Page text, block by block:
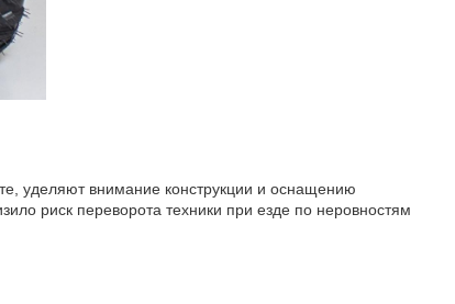
уделяют внимание конструкции и оснащению
риск переворота техники при езде по неровностям